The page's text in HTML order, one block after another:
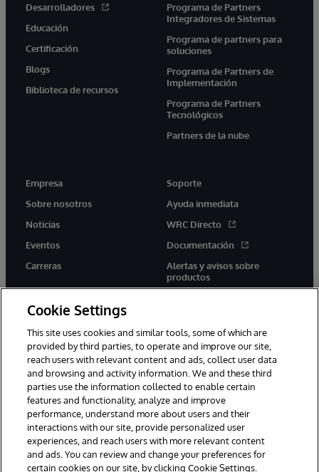
Desarrolladores
Educación
Certificación
Blogs
Biblioteca de recursos
Programa de Partners
Integradores de Sistemas
Programa de partners para
soluciones
Programa de Partners de
Implementación
Programa de Partners
Tecnológicos
Partners de la nube
Empresa
Sobre nosotros
Noticias
Eventos
Carreras
Soporte
Ayuda inmediata
WRC Directo
Documentación
Alertas y avisos sobre
productos
twitter youtubefacebooklinkedin
1996-2026 InterSystems Corporation, Boston, MA. Todos los
derechos reservados.
Avisos/Términos y condiciones
Declaración de privacidad
Garantía
Accesibilidad
Cookie Settings
This site uses cookies and similar tools, some of which are
provided by third parties, to operate and improve our site,
reach users with relevant content and ads, collect user data
and browsing and activity information. We and these third
parties use the information collected to enable certain
features and functionality, analyze and improve
performance, understand more about users and their
interactions with our site, provide personalized user
experiences, and reach users with more relevant content
and ads. You can review and change your preferences for
certain cookies on our site, by clicking Cookie Settings.